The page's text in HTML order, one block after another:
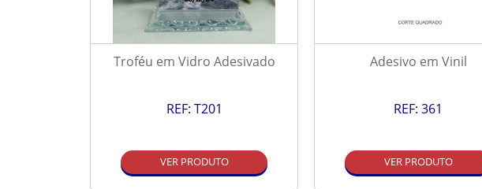
Troféu em Vidro Adesivado
REF: T201
VER PRODUTO
Adesivo em Vinil
REF: 361
VER PRODUTO